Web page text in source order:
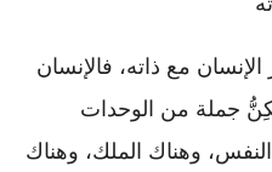
مع ذاته، فالإنسان
جملة من الوحدات
وهناك الملك، وهناك